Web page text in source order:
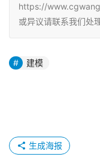
https://
或异议请联系我们处理
建模
生成海报